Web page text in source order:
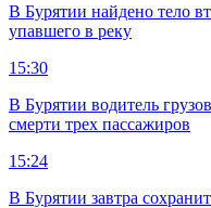
В Бурятии найдено тело
упавшего в реку
15:30
В Бурятии водитель
смерти трех пассажиров
15:24
В Бурятии завтра